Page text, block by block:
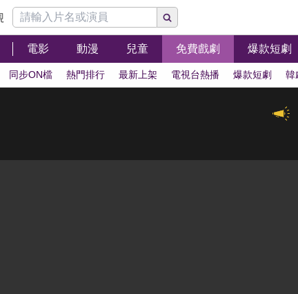
電影 動漫 兒童 免費戲劇 爆款短劇
同步ON檔 熱門排行 最新上架 電視台熱播 爆款短劇 韓